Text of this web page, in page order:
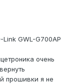
Link GWL-G700AP
очень
прошивки я не